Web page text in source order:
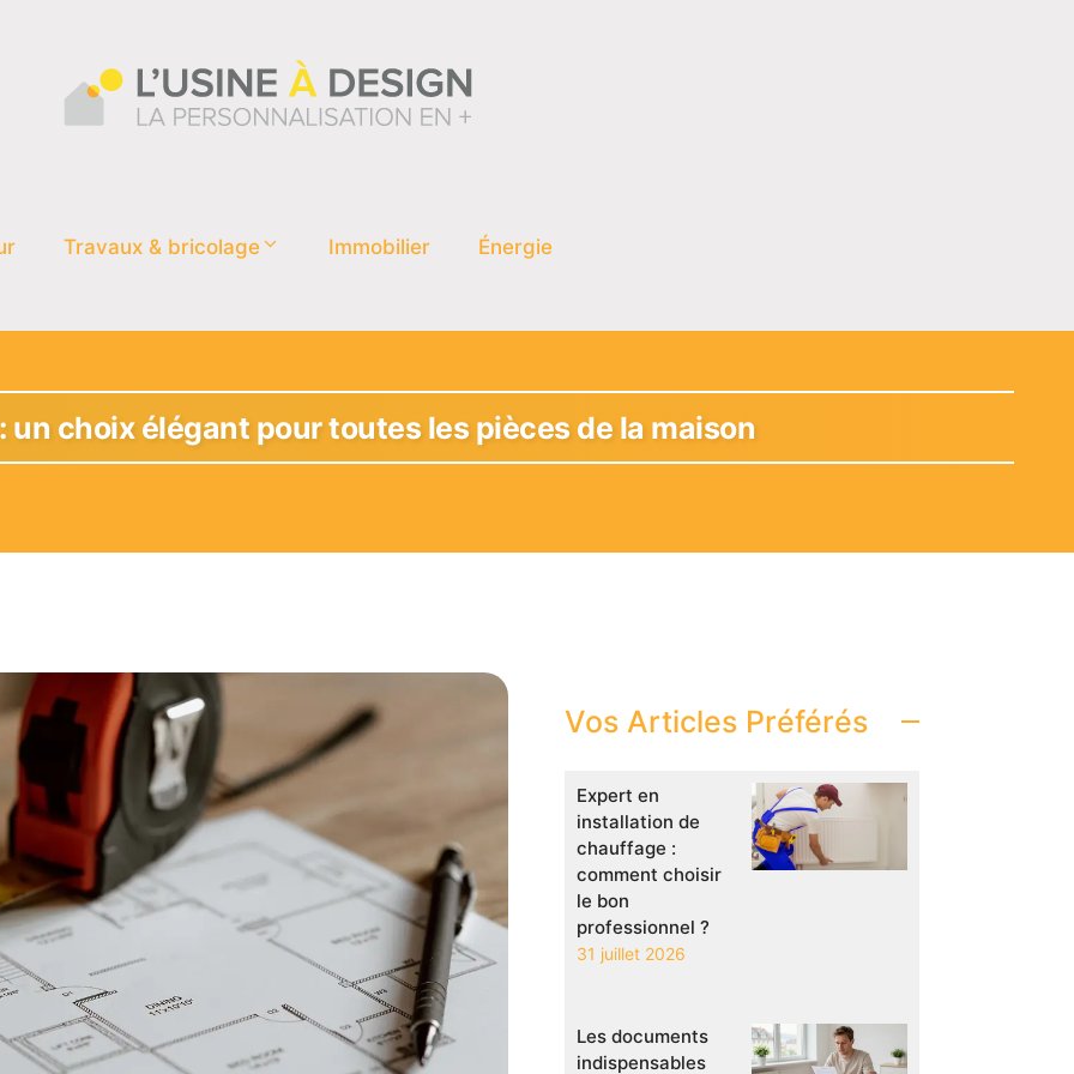
Travaux & bricolage Immobilier Énergie
un choix élégant pour toutes les pièces de la maison
Vos Articles Préférés
Expert en
installation de
chauffage :
comment choisir
le bon
professionnel ?
31 juillet 2026
Les documents
indispensables